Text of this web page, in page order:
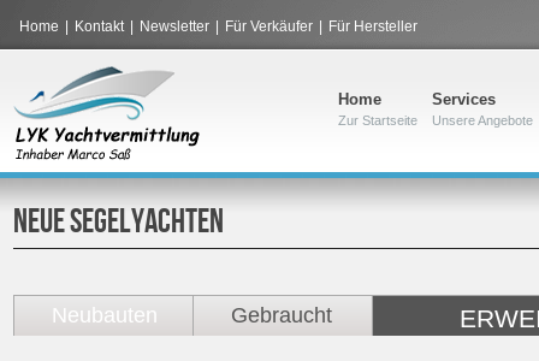
Home Kontakt Newsletter Für Verkäufer Für Hersteller
Home
Zur Startseite
Services
Unsere Angebote
NEUESEGELYACHTEN
Neubauten Gebraucht